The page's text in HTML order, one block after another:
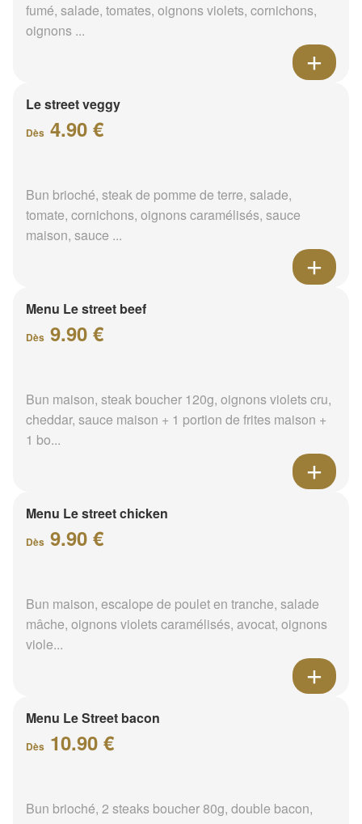
fumé, salade, tomates, oignons violets, cornichons,
oignons ...
Le street veggy
Dès 4.90 €
Bun brioché, steak de pomme de terre, salade,
tomate, cornichons, oignons caramélisés, sauce
maison, sauce ...
Menu Le street beef
Dès 9.90 €
Bun maison, steak boucher 120g, oignons violets cru,
cheddar, sauce maison + 1 portion de frites maison +
1 bo...
Menu Le street chicken
Dès 9.90 €
Bun maison, escalope de poulet en tranche, salade
mâche, oignons violets caramélisés, avocat, oignons
viole...
Menu Le Street bacon
Dès 10.90 €
Bun brioché, 2 steaks boucher 80g, double bacon,